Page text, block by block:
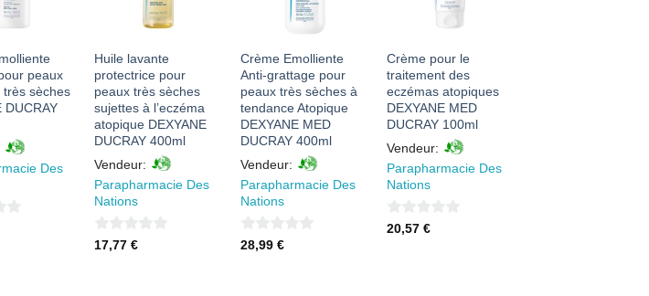
peaux
très sèches
DUCRAY
Des
Huile lavante
protectrice pour
peaux très sèches
sujettes à l’eczéma
atopique DEXYANE
DUCRAY 400ml
Vendeur:
Parapharmacie Des
Nations
0
17,77 €
Crème Emolliente
Anti-grattage pour
peaux très sèches à
tendance Atopique
DEXYANE MED
DUCRAY 400ml
Vendeur:
Parapharmacie Des
Nations
0
28,99 €
Crème pour le
traitement des
eczémas atopiques
DEXYANE MED
DUCRAY 100ml
Vendeur:
Parapharmacie Des
Nations
0
20,57 €